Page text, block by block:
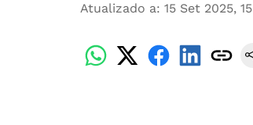
Atualizado a: 15 Set 2025,